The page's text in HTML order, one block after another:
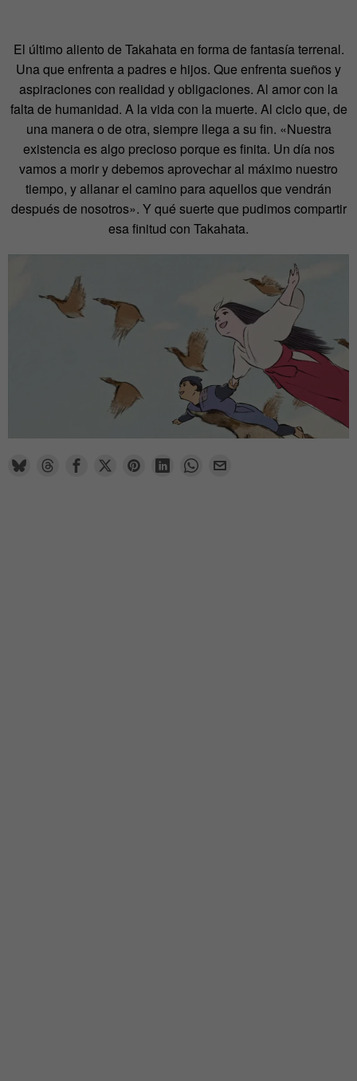
El último aliento de Takahata en forma de fantasía terrenal.
Una que enfrenta a padres e hijos. Que enfrenta sueños y
aspiraciones con realidad y obligaciones. Al amor con la
falta de humanidad. A la vida con la muerte. Al ciclo que, de
una manera o de otra, siempre llega a su fin. «Nuestra
existencia es algo precioso porque es finita. Un día nos
vamos a morir y debemos aprovechar al máximo nuestro
tiempo, y allanar el camino para aquellos que vendrán
después de nosotros». Y qué suerte que pudimos compartir
esa finitud con Takahata.